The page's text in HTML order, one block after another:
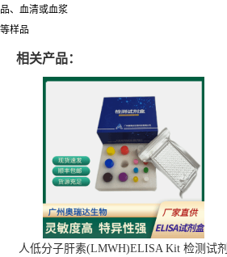
品、血清或血浆
等样品
相关产品：
人低分子肝素(LMWH)ELISA Kit 检测试剂